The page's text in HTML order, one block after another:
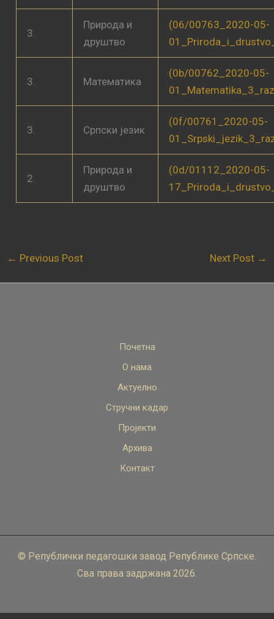
3.
Природа и
друштво
(06/00763_2020-05-
3. Математика
(0b/00762_2020-05-
3. Српски језик
(0f/00761_2020-05-
2.
Природа и
друштво
(0d/01112_2020-05-
← Previous Post Next Post →
Почетна
О нама
Актуелно
Стручни кадар
Пројекти
Архива
Контакт
© Републички педагошки завод Републике Српске.
Сва права задржана 2026.